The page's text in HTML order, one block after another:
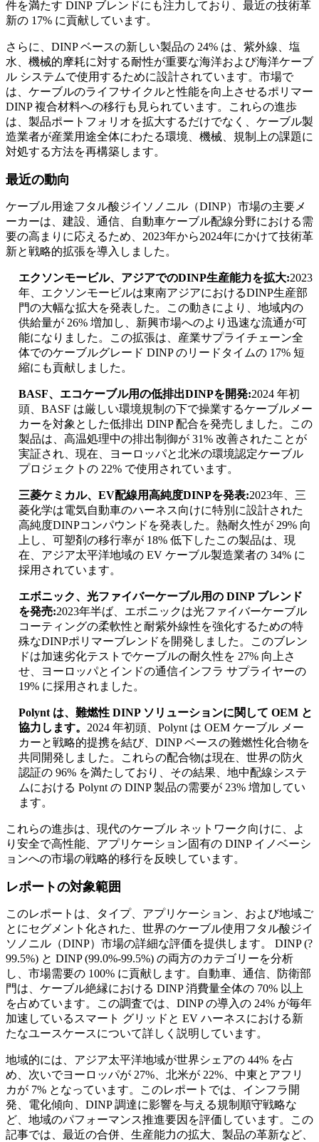
件を満たす DINP ブレンドにも注力しており、最近の技術革
新の 17% に貢献しています。
さらに、DINP ベースの新しい製品の 24% は、紫外線、塩
水、機械的摩耗に対する耐性が重要な海洋および海洋ケーブ
ル システムで使用するために設計されています。市場で
は、ケーブルのライフサイクルと性能を向上させるポリマー
DINP 複合材料への移行も見られています。これらの進歩
は、製品ポートフォリオを拡大するだけでなく、ケーブル製
造業者が産業用途全体にわたる環境、機械、規制上の課題に
対処する方法を再構築します。
最近の動向
ケーブル用途フタル酸ジイソノニル（DINP）市場の主要メ
ーカーは、建設、通信、自動車ケーブル配線分野における需
要の高まりに応えるため、2023年から2024年にかけて技術革
新と戦略的拡張を導入しました。
エクソンモービル、アジアでのDINP生産能力を拡大:2023
年、エクソンモービルは東南アジアにおけるDINP生産部
門の大幅な拡大を発表した。この動きにより、地域内の
供給量が 26% 増加し、新興市場へのより迅速な流通が可
能になりました。この拡張は、産業サプライチェーン全
体でのケーブルグレード DINP のリードタイムの​​ 17% 短
縮にも貢献しました。
BASF、エコケーブル用の低排出DINPを開発:2024 年初
頭、BASF は厳しい環境規制の下で操業するケーブルメー
カーを対象とした低排出 DINP 配合を発売しました。この
製品は、高温処理中の排出制御が 31% 改善されたことが
実証され、現在、ヨーロッパと北米の環境認定ケーブル
プロジェクトの 22% で使用されています。
三菱ケミカル、EV配線用高純度DINPを発表:2023年、三
菱化学は電気自動車のハーネス向けに特別に設計された
高純度DINPコンパウンドを発表した。熱耐久性が 29% 向
上し、可塑剤の移行率が 18% 低下したこの製品は、現
在、アジア太平洋地域の EV ケーブル製造業者の 34% に
採用されています。
エボニック、光ファイバーケーブル用の DINP ブレンド
を発売:2023年半ば、エボニックは光ファイバーケーブル
コーティングの柔軟性と耐紫外線性を強化するための特
殊なDINPポリマーブレンドを開発しました。このブレン
ドは加速劣化テストでケーブルの耐久性を 27% 向上さ
せ、ヨーロッパとインドの通信インフラ サプライヤーの
19% に採用されました。
Polynt は、難燃性 DINP ソリューションに関して OEM と
協力します。 2024 年初頭、Polynt は OEM ケーブル メー
カーと戦略的提携を結び、DINP ベースの難燃性化合物を
共同開発しました。これらの配合物は現在、世界の防火
認証の 96% を満たしており、その結果、地中配線システ
ムにおける Polynt の DINP 製品の需要が 23% 増加してい
ます。
これらの進歩は、現代のケーブル ネットワーク向けに、よ
り安全で高性能、アプリケーション固有の DINP イノベーシ
ョンへの市場の戦略的移行を反映しています。
レポートの対象範囲
このレポートは、タイプ、アプリケーション、および地域ご
とにセグメント化された、世界のケーブル使用フタル酸ジイ
ソノニル（DINP）市場の詳細な評価を提供します。 DINP (?
99.5%) と DINP (99.0%-99.5%) の両方のカテゴリーを分析
し、市場需要の 100% に貢献します。自動車、通信、防衛部
門は、ケーブル絶縁における DINP 消費量全体の 70% 以上
を占めています。この調査では、DINP の導入の 24% が毎年
加速しているスマート グリッドと EV ハーネスにおける新
たなユースケースについて詳しく説明しています。
地域的には、アジア太平洋地域が世界シェアの 44% を占
め、次いでヨーロッパが 27%、北米が 22%、中東とアフリ
カが 7% となっています。このレポートでは、インフラ開
発、電化傾向、DINP 調達に影響を与える規制順守戦略な
ど、地域のパフォーマンス推進要因を評価しています。この
記事では、最近の合併、生産能力の拡大、製品の革新など、